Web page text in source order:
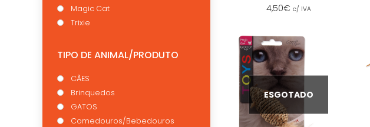
4,50€ c/ IVA
ESGOTADO
Magic Cat
Trixie
TIPO DE ANIMAL/PRODUTO
CÃES
Brinquedos
GATOS
Comedouros/Bebedouros